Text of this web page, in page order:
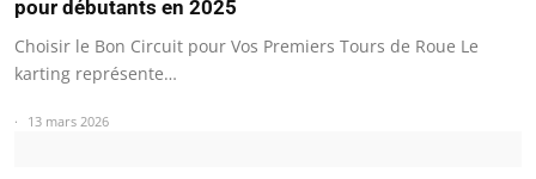
pour débutants en 2025
Choisir le Bon Circuit pour Vos Premiers Tours de Roue Le
karting représente…
13 mars 2026